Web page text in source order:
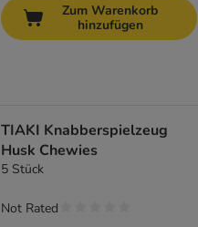
Zum Warenkorb
hinzufügen
TIAKI Knabberspielzeug
Husk Chewies
5 Stück
Not Rated